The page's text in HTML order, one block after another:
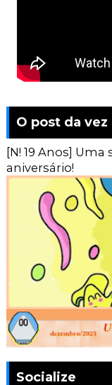
O post da vez
[N! 19 Anos]
aniversário!
Socialize